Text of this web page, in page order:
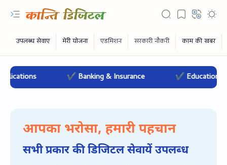
✔ Banking & Insurance ✔ Education Services
आपका भरोसा, हमारी पहचान
सभी प्रकार की डिजिटल सेवायें उपलब्‍ध